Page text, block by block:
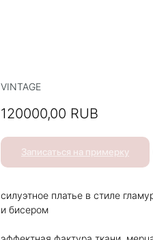
VINTAGE
120000,00 RUB
Записаться на примерку
силуэтное платье в стиле
и бисером